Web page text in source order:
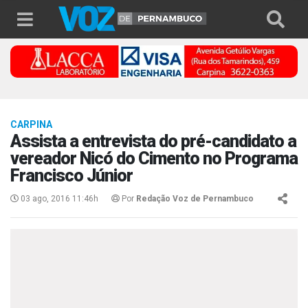
CARPINA
Assista a entrevista do pré-candidato a
vereador Nicó do Cimento no Programa
Francisco Júnior
03 ago, 2016 11:46h Por Redação Voz de Pernambuco